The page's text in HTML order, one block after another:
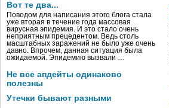
Вот те два...
Поводом для написания этого блога стала
уже вторая в течение года массовая
вирусная эпидемия. И это стало очень
неприятным прецедентом. Ведь столь
масштабных заражений не было уже очень
давно. Впрочем, данная ситуация была
ожидаемой. Эпидемию вызвали …
Не все апдейты одинаково
полезны
Утечки бывают разными